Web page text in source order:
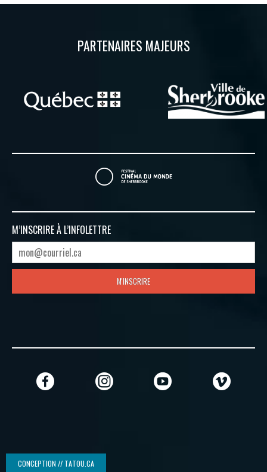
PARTENAIRES MAJEURS
M’INSCRIRE À L’INFOLETTRE
M'INSCRIRE
CONCEPTION // TATOU.CA